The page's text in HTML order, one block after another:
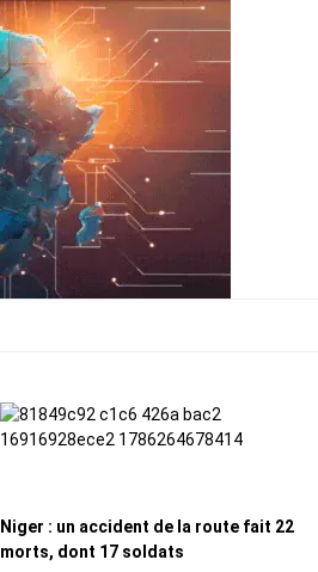
Niger : un accident de la route fait 22
morts, dont 17 soldats